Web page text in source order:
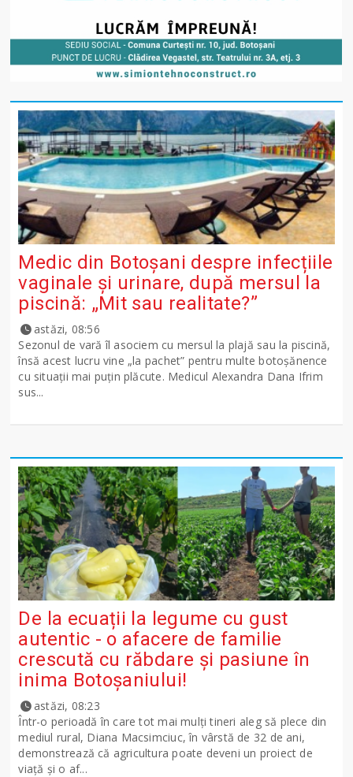
Medic din Botoșani despre infecțiile
vaginale și urinare, după mersul la
piscină: „Mit sau realitate?”
astăzi, 08:56
Sezonul de vară îl asociem cu mersul la plajă sau la piscină,
însă acest lucru vine „la pachet” pentru multe botoșănence
cu situații mai puțin plăcute. Medicul Alexandra Dana Ifrim
sus...
De la ecuații la legume cu gust
autentic - o afacere de familie
crescută cu răbdare și pasiune în
inima Botoșaniului!
astăzi, 08:23
Într-o perioadă în care tot mai mulți tineri aleg să plece din
mediul rural, Diana Macsimciuc, în vârstă de 32 de ani,
demonstrează că agricultura poate deveni un proiect de
viață și o af...